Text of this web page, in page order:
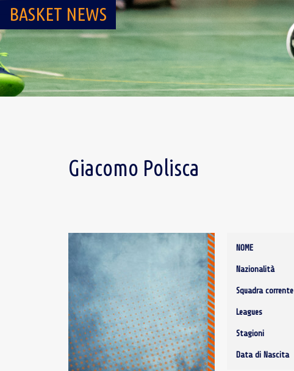
BASKET NEWS
Giacomo Polisca
NOME
Nazionalità
Squadra corrente
Leagues
Stagioni
Data di Nascita